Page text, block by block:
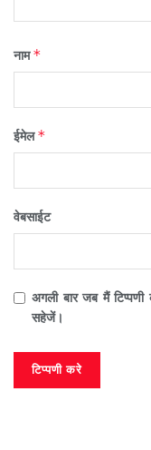
नाम*
ईमेल*
वेबसाईट
अगली बार जब मैं
सहेजें।